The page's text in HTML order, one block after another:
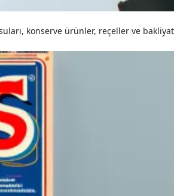
konserve ürünler, reçeller ve